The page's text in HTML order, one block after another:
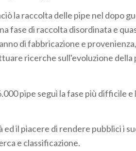
la raccolta delle pipe nel dopo
fase di raccolta disordinata e
di fabbricazione e
ricerche sull'evoluzione della
pipe seguì la fase più difficile e
ed il piacere di rendere pubblici i
e classificazione.